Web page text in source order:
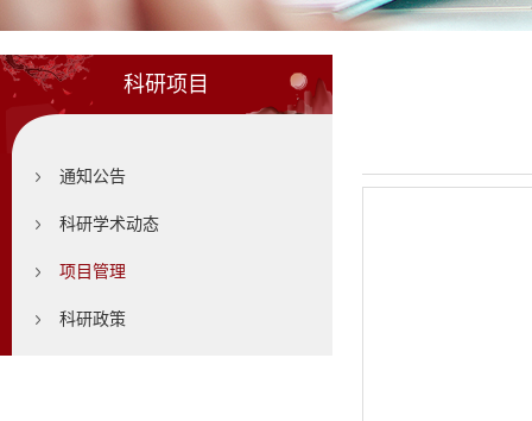
科研项目
通知公告
科研学术动态
项目管理
科研政策